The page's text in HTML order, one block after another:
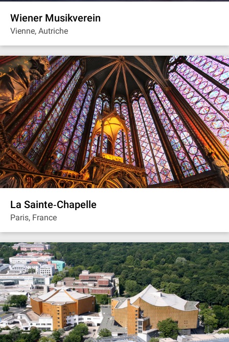
Wiener Musikverein
Vienne, Autriche
La Sainte‐Chapelle
Paris, France